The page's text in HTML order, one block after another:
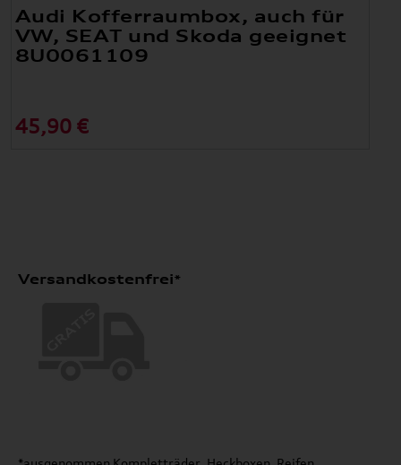
Audi Kofferraumbox, auch für
VW, SEAT und Skoda geeignet
8U0061109
45,90 €
Versandkostenfrei*